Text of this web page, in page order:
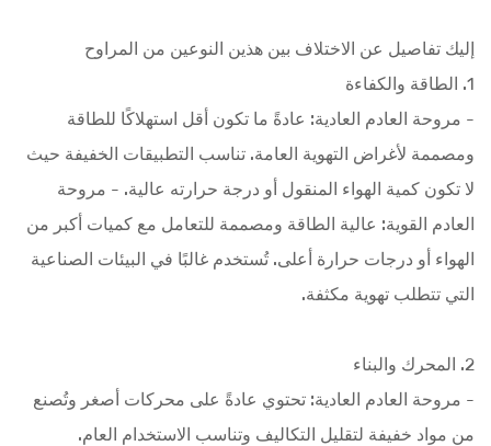
إليك تفاصيل عن الاختلاف بين هذين النوعين من المراوح
1. الطاقة والكفاءة
- مروحة العادم العادية: عادةً ما تكون أقل استهلاكًا للطاقة
ومصممة لأغراض التهوية العامة. تناسب التطبيقات الخفيفة حيث
لا تكون كمية الهواء المنقول أو درجة حرارته عالية. - مروحة
العادم القوية: عالية الطاقة ومصممة للتعامل مع كميات أكبر من
الهواء أو درجات حرارة أعلى. تُستخدم غالبًا في البيئات الصناعية
التي تتطلب تهوية مكثفة.
2. المحرك والبناء
- مروحة العادم العادية: تحتوي عادةً على محركات أصغر وتُصنع
من مواد خفيفة لتقليل التكاليف وتناسب الاستخدام العام.